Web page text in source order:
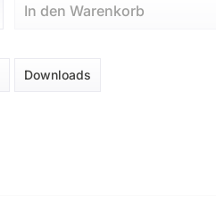
In den Warenkorb
Downloads